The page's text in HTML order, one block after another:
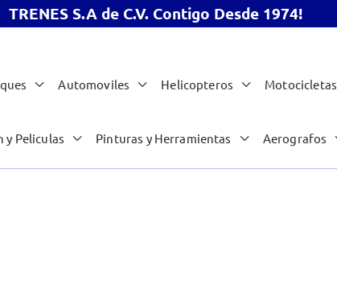
TRENES S.A de C.V. Contigo Desde 1974!
Automoviles Helicopteros Motocicletas
y Peliculas Pinturas y Herramientas Aerografos